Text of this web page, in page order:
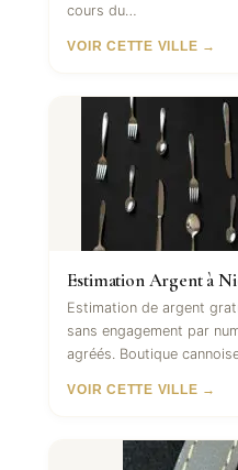
cours du…
VOIR CETTE VILLE →
Estimation Argent à
Estimation de argent
sans engagement par
agréés. Boutique
VOIR CETTE VILLE →